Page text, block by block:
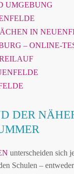
UMGEBUNG
IN
– ONLINE-
DER
unterscheiden sich
Schulen –